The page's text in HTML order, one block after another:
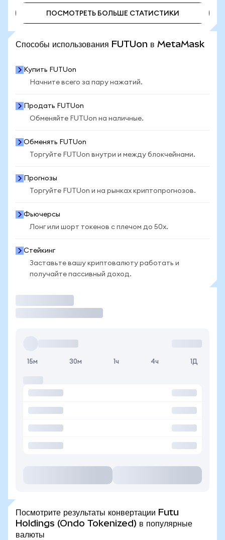
ПОСМОТРЕТЬ БОЛЬШЕ СТАТИСТИКИ
Способы использования FUTUon в MetaMask
Купить FUTUon
Начните всего за пару нажатий.
Продать FUTUon
Обменяйте FUTUon на наличные.
Обменять FUTUon
Торгуйте FUTUon внутри и между блокчейнами.
Прогнозы
Торгуйте FUTUon и на рынках криптопрогнозов.
Фьючерсы
Лонг или шорт токенов с плечом до 50x.
Стейкинг
Заставьте вашу криптовалюту работать и
получайте пассивный доход.
15м 30м 1ч 4ч 1Д
Посмотрите результаты конвертации Futu
Holdings (Ondo Tokenized) в популярные
валюты